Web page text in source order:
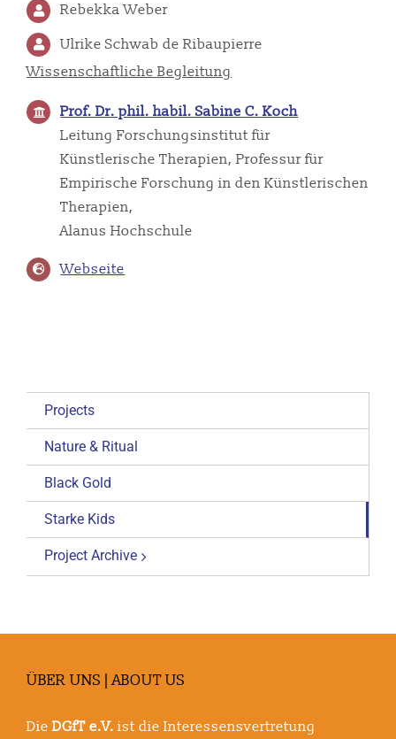
Rebekka Weber
Ulrike Schwab de Ribaupierre
Wissenschaftliche Begleitung
Prof. Dr. phil. habil. Sabine C. Koch
Leitung Forschungsinstitut für
Künstlerische Therapien, Professur für
Empirische Forschung in den Künstlerischen
Therapien,
Alanus Hochschule
Webseite
Projects
Nature & Ritual
Black Gold
Starke Kids
Project Archive
ÜBER UNS | ABOUT US
Die DGfT e.V. ist die Interessensvertretung